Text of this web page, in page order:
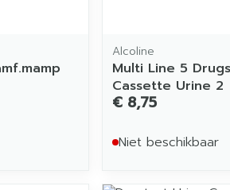
Alcoline
Multi Line 5
Cassette Urine 2
€ 8,75
Niet beschikbaar